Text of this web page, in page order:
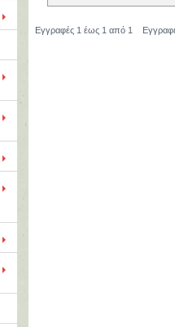
Εγγραφές 1 έως 1 από 1